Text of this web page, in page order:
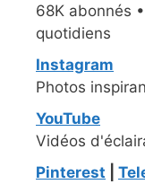
68K abonnés
quotidiens
Instagram
Photos
YouTube
Vidéos
Pinterest